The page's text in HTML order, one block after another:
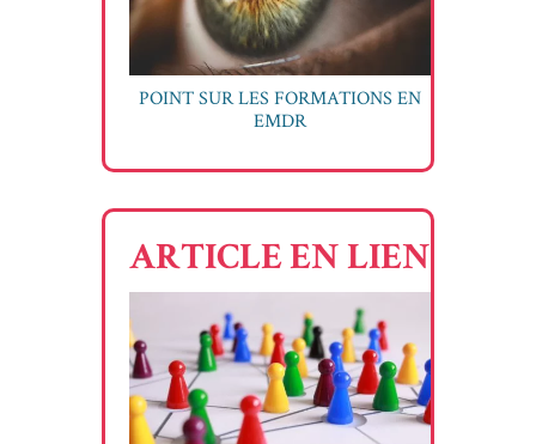
POINT SUR LES FORMATIONS EN
EMDR
ARTICLE EN LIEN